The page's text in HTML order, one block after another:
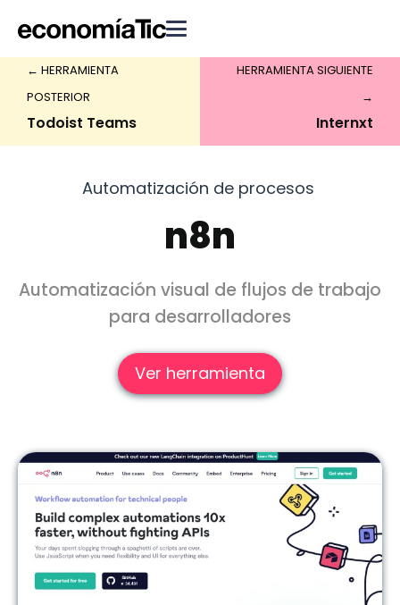
← HERRAMIENTA
POSTERIOR
Todoist Teams
HERRAMIENTA SIGUIENTE
→
Internxt
Automatización de procesos
n8n
Automatización visual de flujos de trabajo
para desarrolladores
Ver herramienta